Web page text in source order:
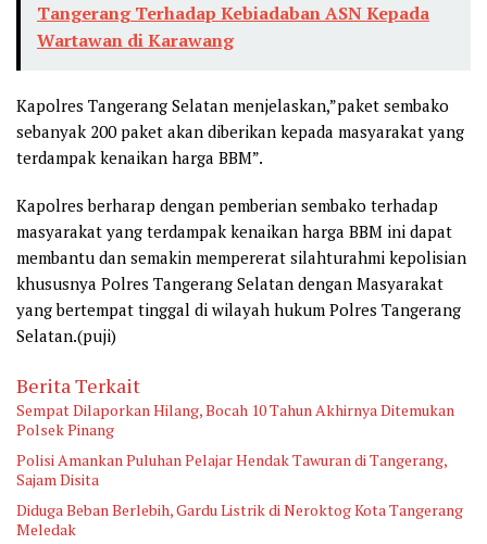
Tangerang Terhadap Kebiadaban ASN Kepada
Wartawan di Karawang
Kapolres Tangerang Selatan menjelaskan,”paket sembako
sebanyak 200 paket akan diberikan kepada masyarakat yang
terdampak kenaikan harga BBM”.
Kapolres berharap dengan pemberian sembako terhadap
masyarakat yang terdampak kenaikan harga BBM ini dapat
membantu dan semakin mempererat silahturahmi kepolisian
khususnya Polres Tangerang Selatan dengan Masyarakat
yang bertempat tinggal di wilayah hukum Polres Tangerang
Selatan.(puji)
Berita Terkait
Sempat Dilaporkan Hilang, Bocah 10 Tahun Akhirnya Ditemukan
Polsek Pinang
Polisi Amankan Puluhan Pelajar Hendak Tawuran di Tangerang,
Sajam Disita
Diduga Beban Berlebih, Gardu Listrik di Neroktog Kota Tangerang
Meledak